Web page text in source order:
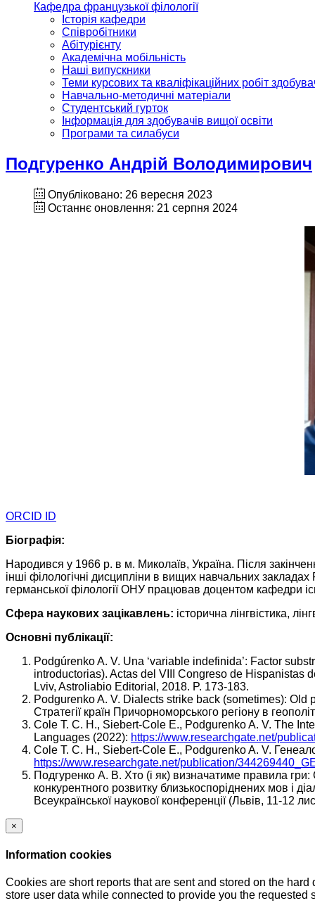
Кафедра французької філології
Історія кафедри
Співробітники
Абітурієнту
Академічна мобільність
Наші випускники
Теми курсових та кваліфікаційних робіт
Навчально-методичні матеріали
Студентський гурток
Інформація для здобувачів вищої освіти
Програми та силабуси
Подгуренко Андрій Володимирович
Опубліковано: 26 вересня 2023
Останнє оновлення: 21 серпня 2024
ORCID ID
Біографія:
Народився у 1966 р. в м. Миколаїв, Україна. Після
інші філологічні дисципліни в вищих навчальних
германської філології ОНУ працював доцентом кафедри
Сфера наукових зацікавлень: історична лінгвістика,
Основні публікації:
Podgúrenko A. V. Una ‘variable indefinida’: Factor
introductorias). Actas del VIII Congreso de Hispanistas
Lviv, Astroliabio Editorial, 2018. P. 173-183.
Podgurenko A. V. Dialects strike back (sometimes):
Стратегії країн Причорноморського регіону в
Cole T. C. H., Siebert-Cole E., Podgurenko A. V. The
Languages (2022): https://www.researchgate.net/
Cole T. C. H., Siebert-Cole E., Podgurenko A. V.
https://www.researchgate.net/publication/
Подгуренко А. В. Хто (і як) визначатиме правила гри:
конкурентного розвитку близькоспоріднених мов і
Всеукраїнської наукової конференції (Львів, 11-12
×
Information cookies
Cookies are short reports that are sent and stored on the
store user data while connected to provide you the